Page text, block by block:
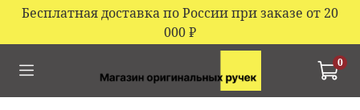
Бесплатная доставка по России при заказе от 20
000₽
0